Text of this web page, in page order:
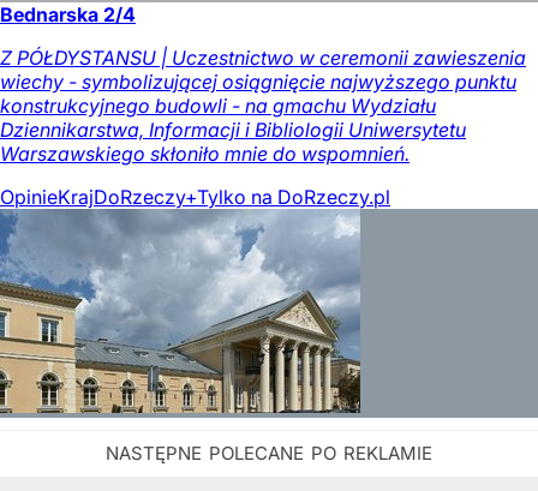
Bednarska 2/4
Z PÓŁDYSTANSU | Uczestnictwo w ceremonii zawieszenia
wiechy - symbolizującej osiągnięcie najwyższego punktu
konstrukcyjnego budowli - na gmachu Wydziału
Dziennikarstwa, Informacji i Bibliologii Uniwersytetu
Warszawskiego skłoniło mnie do wspomnień.
OpinieKrajDoRzeczy+Tylko na DoRzeczy.pl